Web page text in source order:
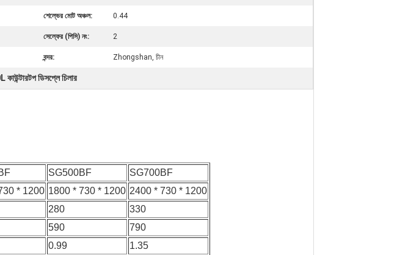
শেল্ভের মোট অঞ্চল: 0.44
সেল্ফের (পিসি) নং: 2
বন্দর: Zhongshan, চীন
কাউন্টারটপ ডিসপ্লে চিলার
SG500BF
SG700BF
* 1200 1800 * 730 * 1200 2400 * 730 * 1200
280
330
590
790
0.99
1.35